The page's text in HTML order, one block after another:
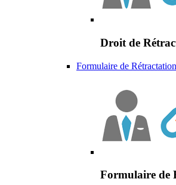
Droit de
Formulaire de Rétractation
Formulaire de